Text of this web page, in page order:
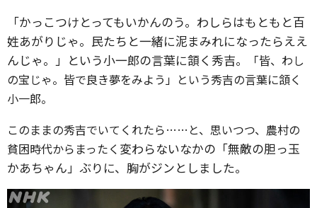
「かっこつけとってもいかんのう。わしらはもともと百
姓あがりじゃ。民たちと一緒に泥まみれになったらええ
んじゃ。」という小一郎の言葉に頷く秀吉。
「皆、わし
の宝じゃ。皆で良き夢をみよう」という秀吉の言葉に頷く
小一郎。
このままの秀吉でいてくれたら……と、思いつつ、農村の
貧困時代からまったく 変わらないなかの「無敵の胆っ玉
かあちゃん」ぶりに、胸がジンとしました。